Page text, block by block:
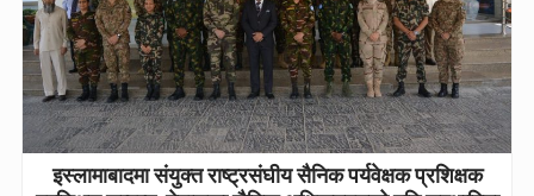
इस्लामाबादमा संयुक्त राष्ट्रसंघीय सैनिक पर्यवेक्षक प्रशिक्षक